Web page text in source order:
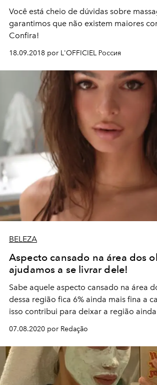
Você está cheio de dúvidas sobre
garantimos que não existem maiores
Confira!
18.09.2018 por L'OFFICIEL Россия
BELEZA
Aspecto cansado na área dos
ajudamos a se livrar dele!
Sabe aquele aspecto cansado na área
dessa região fica 6% ainda mais fina a
isso contribui para deixar a região
07.08.2020 por Redação